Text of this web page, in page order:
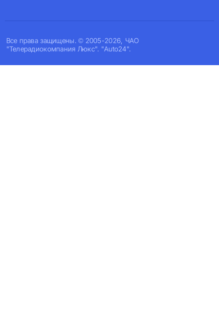
Все права защищены. © 2005-2026, ЧАО
"Телерадиокомпания Люкс". "Auto24".